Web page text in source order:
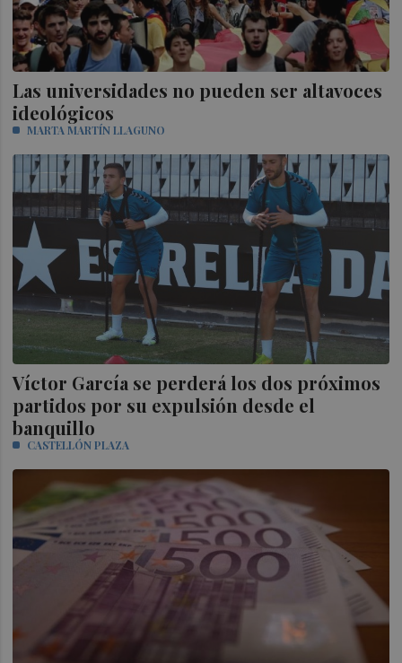
Las universidades no pueden ser altavoces
ideológicos
MARTA MARTÍN LLAGUNO
Víctor García se perderá los dos próximos
partidos por su expulsión desde el
banquillo
CASTELLÓN PLAZA